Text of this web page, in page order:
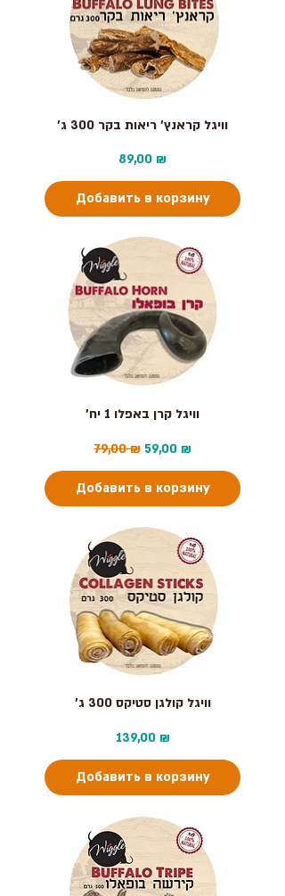
וויגל קראנץ׳ ריאות בקר 300 ג׳
Цена
89,00 ₪
Добавить в корзину
וויגל קרן באפלו 1 יח׳
Обычная цена
79,00 ₪ Цена со скидкой
59,00 ₪
Добавить в корзину
וויגל קולגן סטיקס 300 ג׳
Цена
139,00 ₪
Добавить в корзину